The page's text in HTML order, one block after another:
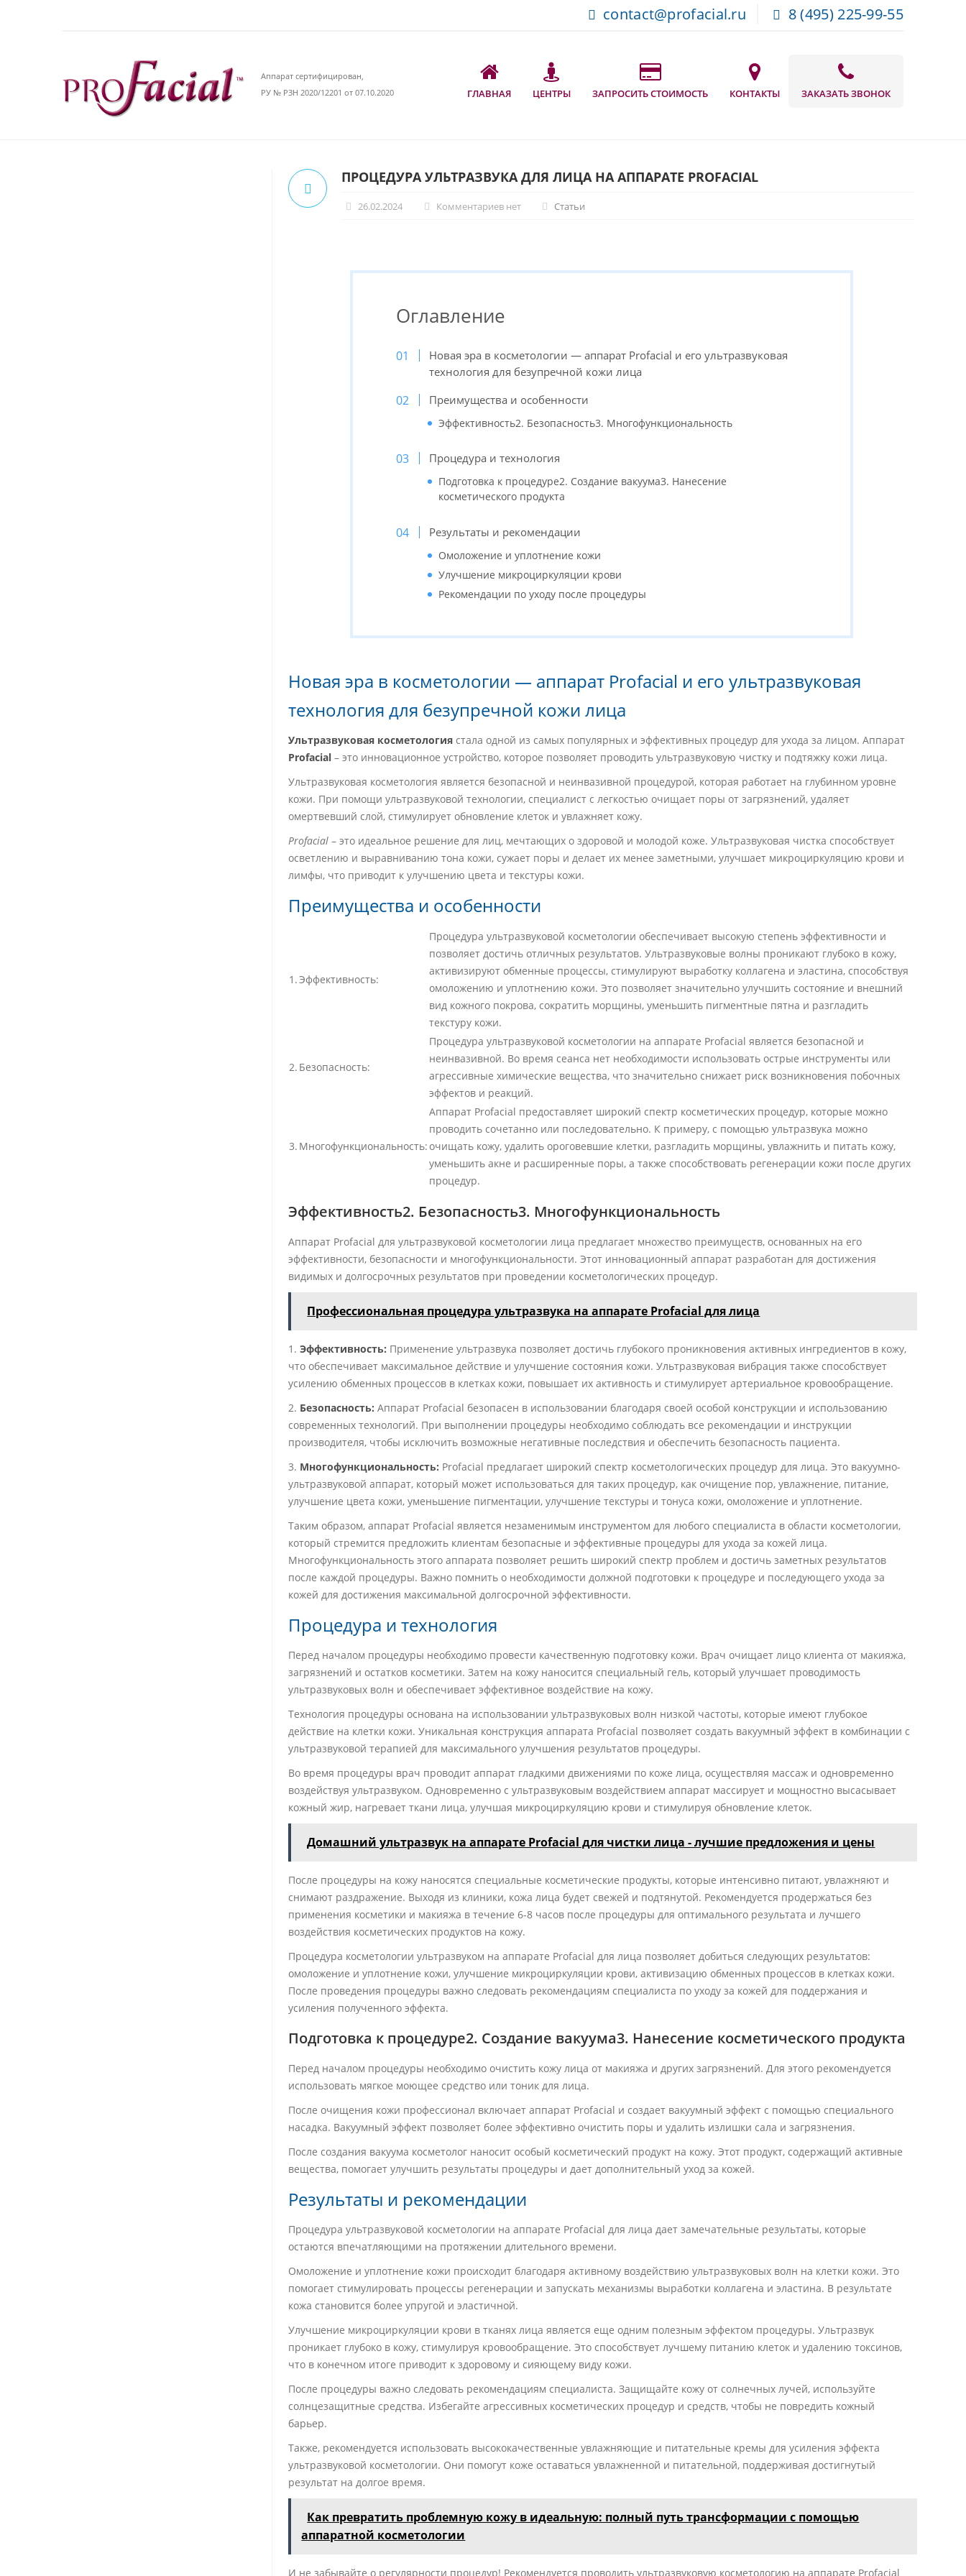
contact@profacial.ru 8 (495) 225-99-55
Аппарат сертифицирован,
РУ № РЗН 2020/12201 от 07.10.2020
ГЛАВНАЯ ЦЕНТРЫ ЗАПРОСИТЬ СТОИМОСТЬ КОНТАКТЫ ЗАКАЗАТЬ ЗВОНОК
ПРОЦЕДУРА УЛЬТРАЗВУКА ДЛЯ ЛИЦА НА АППАРАТЕ PROFACIAL
26.02.2024 Комментариев нет Статьи
Оглавление
Новая эра в косметологии — аппарат Profacial и его ультразвуковая
технология для безупречной кожи лица
Преимущества и особенности
Эффективность2. Безопасность3. Многофункциональность
Процедура и технология
Подготовка к процедуре2. Создание вакуума3. Нанесение
косметического продукта
Результаты и рекомендации
Омоложение и уплотнение кожи
Улучшение микроциркуляции крови
Рекомендации по уходу после процедуры
Новая эра в косметологии — аппарат Profacial и его ультразвуковая
технология для безупречной кожи лица
Ультразвуковая косметология стала одной из самых популярных и эффективных процедур для ухода за лицом. Аппарат
Profacial – это инновационное устройство, которое позволяет проводить ультразвуковую чистку и подтяжку кожи лица.
Ультразвуковая косметология является безопасной и неинвазивной процедурой, которая работает на глубинном уровне
кожи. При помощи ультразвуковой технологии, специалист с легкостью очищает поры от загрязнений, удаляет
омертвевший слой, стимулирует обновление клеток и увлажняет кожу.
Profacial – это идеальное решение для лиц, мечтающих о здоровой и молодой коже. Ультразвуковая чистка способствует
осветлению и выравниванию тона кожи, сужает поры и делает их менее заметными, улучшает микроциркуляцию крови и
лимфы, что приводит к улучшению цвета и текстуры кожи.
Преимущества и особенности
1.Эффективность:
Процедура ультразвуковой косметологии обеспечивает высокую степень эффективности и
позволяет достичь отличных результатов. Ультразвуковые волны проникают глубоко в кожу,
активизируют обменные процессы, стимулируют выработку коллагена и эластина, способствуя
омоложению и уплотнению кожи. Это позволяет значительно улучшить состояние и внешний
вид кожного покрова, сократить морщины, уменьшить пигментные пятна и разгладить
текстуру кожи.
2. Безопасность:
Процедура ультразвуковой косметологии на аппарате Profacial является безопасной и
неинвазивной. Во время сеанса нет необходимости использовать острые инструменты или
агрессивные химические вещества, что значительно снижает риск возникновения побочных
эффектов и реакций.
3. Многофункциональность:
Аппарат Profacial предоставляет широкий спектр косметических процедур, которые можно
проводить сочетанно или последовательно. К примеру, с помощью ультразвука можно
очищать кожу, удалить ороговевшие клетки, разгладить морщины, увлажнить и питать кожу,
уменьшить акне и расширенные поры, а также способствовать регенерации кожи после других
процедур.
Эффективность2. Безопасность3. Многофункциональность
Аппарат Profacial для ультразвуковой косметологии лица предлагает множество преимуществ, основанных на его
эффективности, безопасности и многофункциональности. Этот инновационный аппарат разработан для достижения
видимых и долгосрочных результатов при проведении косметологических процедур.
Профессиональная процедура ультразвука на аппарате Profacial для лица
1.Эффективность: Применение ультразвука позволяет достичь глубокого проникновения активных ингредиентов в кожу,
что обеспечивает максимальное действие и улучшение состояния кожи. Ультразвуковая вибрация также способствует
усилению обменных процессов в клетках кожи, повышает их активность и стимулирует артериальное кровообращение.
2. Безопасность: Аппарат Profacial безопасен в использовании благодаря своей особой конструкции и использованию
современных технологий. При выполнении процедуры необходимо соблюдать все рекомендации и инструкции
производителя, чтобы исключить возможные негативные последствия и обеспечить безопасность пациента.
3. Многофункциональность: Profacial предлагает широкий спектр косметологических процедур для лица. Это вакуумно-
ультразвуковой аппарат, который может использоваться для таких процедур, как очищение пор, увлажнение, питание,
улучшение цвета кожи, уменьшение пигментации, улучшение текстуры и тонуса кожи, омоложение и уплотнение.
Таким образом, аппарат Profacial является незаменимым инструментом для любого специалиста в области косметологии,
который стремится предложить клиентам безопасные и эффективные процедуры для ухода за кожей лица.
Многофункциональность этого аппарата позволяет решить широкий спектр проблем и достичь заметных результатов
после каждой процедуры. Важно помнить о необходимости должной подготовки к процедуре и последующего ухода за
кожей для достижения максимальной долгосрочной эффективности.
Процедура и технология
Перед началом процедуры необходимо провести качественную подготовку кожи. Врач очищает лицо клиента от макияжа,
загрязнений и остатков косметики. Затем на кожу наносится специальный гель, который улучшает проводимость
ультразвуковых волн и обеспечивает эффективное воздействие на кожу.
Технология процедуры основана на использовании ультразвуковых волн низкой частоты, которые имеют глубокое
действие на клетки кожи. Уникальная конструкция аппарата Profacial позволяет создать вакуумный эффект в комбинации с
ультразвуковой терапией для максимального улучшения результатов процедуры.
Во время процедуры врач проводит аппарат гладкими движениями по коже лица, осуществляя массаж и одновременно
воздействуя ультразвуком. Одновременно с ультразвуковым воздействием аппарат массирует и мощностно высасывает
кожный жир, нагревает ткани лица, улучшая микроциркуляцию крови и стимулируя обновление клеток.
Домашний ультразвук на аппарате Profacial для чистки лица - лучшие предложения и цены
После процедуры на кожу наносятся специальные косметические продукты, которые интенсивно питают, увлажняют и
снимают раздражение. Выходя из клиники, кожа лица будет свежей и подтянутой. Рекомендуется продержаться без
применения косметики и макияжа в течение 6-8 часов после процедуры для оптимального результата и лучшего
воздействия косметических продуктов на кожу.
Процедура косметологии ультразвуком на аппарате Profacial для лица позволяет добиться следующих результатов:
омоложение и уплотнение кожи, улучшение микроциркуляции крови, активизацию обменных процессов в клетках кожи.
После проведения процедуры важно следовать рекомендациям специалиста по уходу за кожей для поддержания и
усиления полученного эффекта.
Подготовка к процедуре2. Создание вакуума3. Нанесение косметического продукта
Перед началом процедуры необходимо очистить кожу лица от макияжа и других загрязнений. Для этого рекомендуется
использовать мягкое моющее средство или тоник для лица.
После очищения кожи профессионал включает аппарат Profacial и создает вакуумный эффект с помощью специального
насадка. Вакуумный эффект позволяет более эффективно очистить поры и удалить излишки сала и загрязнения.
После создания вакуума косметолог наносит особый косметический продукт на кожу. Этот продукт, содержащий активные
вещества, помогает улучшить результаты процедуры и дает дополнительный уход за кожей.
Результаты и рекомендации
Процедура ультразвуковой косметологии на аппарате Profacial для лица дает замечательные результаты, которые
остаются впечатляющими на протяжении длительного времени.
Омоложение и уплотнение кожи происходит благодаря активному воздействию ультразвуковых волн на клетки кожи. Это
помогает стимулировать процессы регенерации и запускать механизмы выработки коллагена и эластина. В результате
кожа становится более упругой и эластичной.
Улучшение микроциркуляции крови в тканях лица является еще одним полезным эффектом процедуры. Ультразвук
проникает глубоко в кожу, стимулируя кровообращение. Это способствует лучшему питанию клеток и удалению токсинов,
что в конечном итоге приводит к здоровому и сияющему виду кожи.
После процедуры важно следовать рекомендациям специалиста. Защищайте кожу от солнечных лучей, используйте
солнцезащитные средства. Избегайте агрессивных косметических процедур и средств, чтобы не повредить кожный
барьер.
Также, рекомендуется использовать высококачественные увлажняющие и питательные кремы для усиления эффекта
ультразвуковой косметологии. Они помогут коже оставаться увлажненной и питательной, поддерживая достигнутый
результат на долгое время.
Как превратить проблемную кожу в идеальную: полный путь трансформации с помощью
аппаратной косметологии
И не забывайте о регулярности процедур! Рекомендуется проводить ультразвуковую косметологию на аппарате Profacial